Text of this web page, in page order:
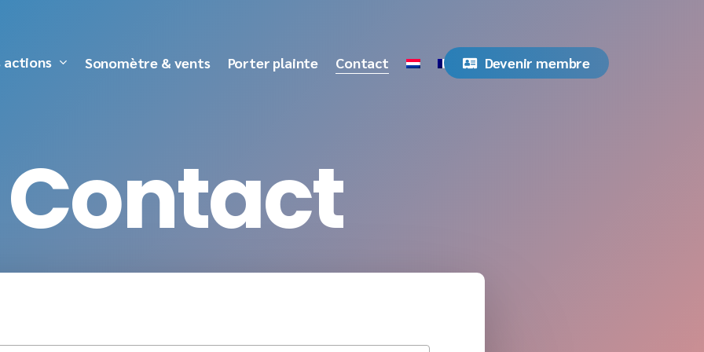
actions Sonomètre & vents Porter plainte Contact Devenir membre
Contact